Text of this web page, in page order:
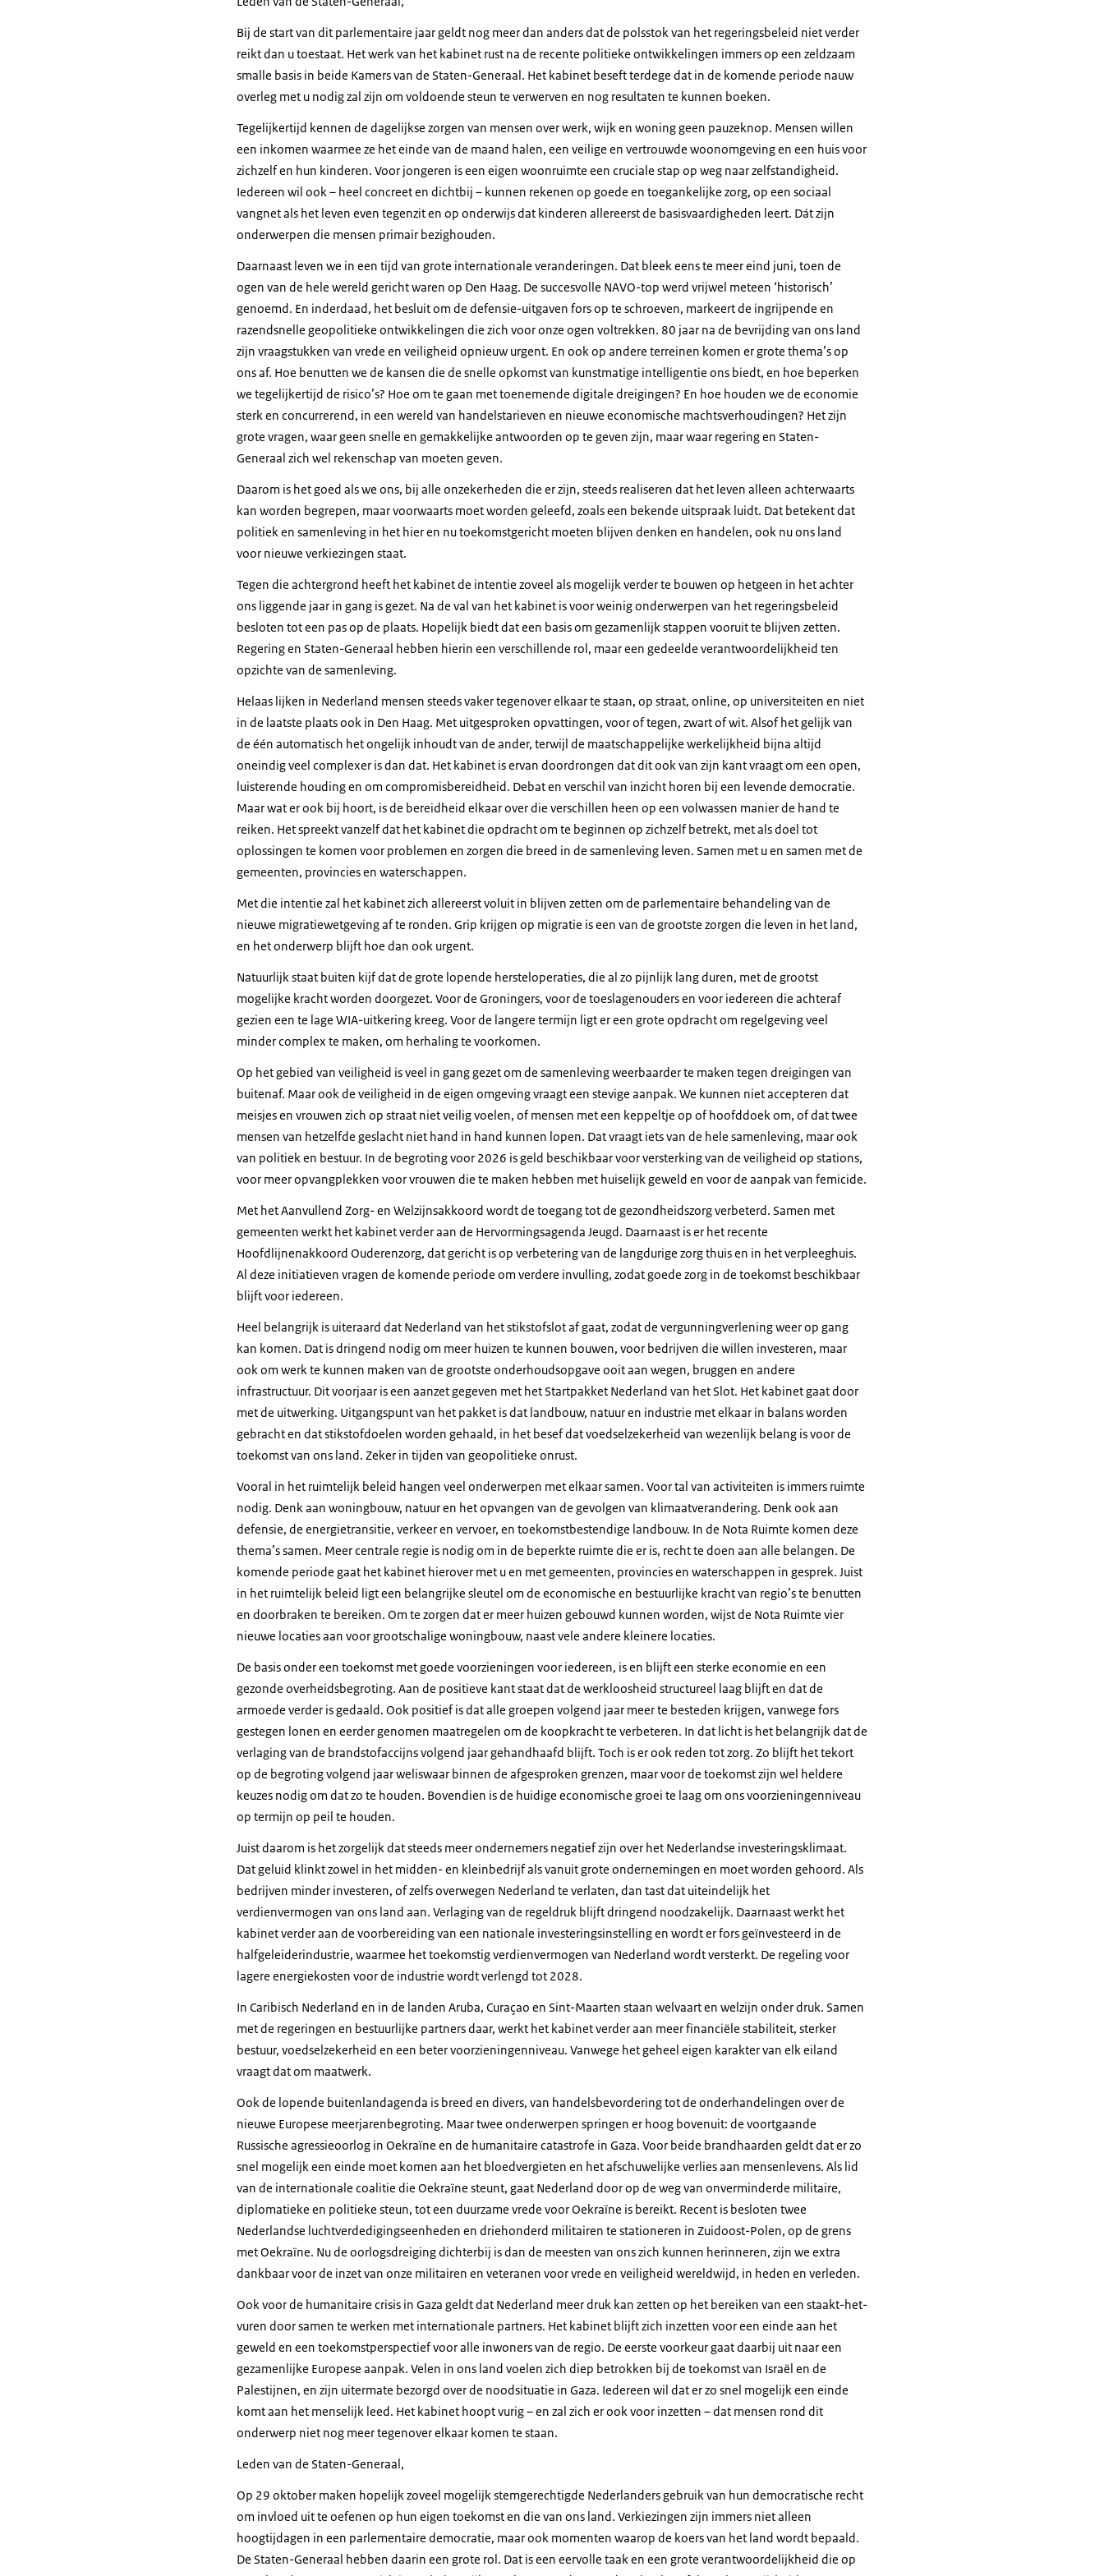
Bij de start van dit parlementaire jaar geldt nog meer dan anders dat de polsstok van het regeringsbeleid niet verder
reikt dan u toestaat. Het werk van het kabinet rust na de recente politieke ontwikkelingen immers op een zeldzaam
smalle basis in beide Kamers van de Staten-Generaal. Het kabinet beseft terdege dat in de komende periode nauw
overleg met u nodig zal zijn om voldoende steun te verwerven en nog resultaten te kunnen boeken.
Tegelijkertijd kennen de dagelijkse zorgen van mensen over werk, wijk en woning geen pauzeknop. Mensen willen
een inkomen waarmee ze het einde van de maand halen, een veilige en vertrouwde woonomgeving en een huis voor
zichzelf en hun kinderen. Voor jongeren is een eigen woonruimte een cruciale stap op weg naar zelfstandigheid.
Iedereen wil ook – heel concreet en dichtbij – kunnen rekenen op goede en toegankelijke zorg, op een sociaal
vangnet als het leven even tegenzit en op onderwijs dat kinderen allereerst de basisvaardigheden leert. Dát zijn
onderwerpen die mensen primair bezighouden.
Daarnaast leven we in een tijd van grote internationale veranderingen. Dat bleek eens te meer eind juni, toen de
ogen van de hele wereld gericht waren op Den Haag. De succesvolle NAVO-top werd vrijwel meteen ‘historisch’
genoemd. En inderdaad, het besluit om de defensie-uitgaven fors op te schroeven, markeert de ingrijpende en
razendsnelle geopolitieke ontwikkelingen die zich voor onze ogen voltrekken. 80 jaar na de bevrijding van ons land
zijn vraagstukken van vrede en veiligheid opnieuw urgent. En ook op andere terreinen komen er grote thema’s op
ons af. Hoe benutten we de kansen die de snelle opkomst van kunstmatige intelligentie ons biedt, en hoe beperken
we tegelijkertijd de risico’s? Hoe om te gaan met toenemende digitale dreigingen? En hoe houden we de economie
sterk en concurrerend, in een wereld van handelstarieven en nieuwe economische machtsverhoudingen? Het zijn
grote vragen, waar geen snelle en gemakkelijke antwoorden op te geven zijn, maar waar regering en Staten-
Generaal zich wel rekenschap van moeten geven.
Daarom is het goed als we ons, bij alle onzekerheden die er zijn, steeds realiseren dat het leven alleen achterwaarts
kan worden begrepen, maar voorwaarts moet worden geleefd, zoals een bekende uitspraak luidt. Dat betekent dat
politiek en samenleving in het hier en nu toekomstgericht moeten blijven denken en handelen, ook nu ons land
voor nieuwe verkiezingen staat.
Tegen die achtergrond heeft het kabinet de intentie zoveel als mogelijk verder te bouwen op hetgeen in het achter
ons liggende jaar in gang is gezet. Na de val van het kabinet is voor weinig onderwerpen van het regeringsbeleid
besloten tot een pas op de plaats. Hopelijk biedt dat een basis om gezamenlijk stappen vooruit te blijven zetten.
Regering en Staten-Generaal hebben hierin een verschillende rol, maar een gedeelde verantwoordelijkheid ten
opzichte van de samenleving.
Helaas lijken in Nederland mensen steeds vaker tegenover elkaar te staan, op straat, online, op universiteiten en niet
in de laatste plaats ook in Den Haag. Met uitgesproken opvattingen, voor of tegen, zwart of wit. Alsof het gelijk van
de één automatisch het ongelijk inhoudt van de ander, terwijl de maatschappelijke werkelijkheid bijna altijd
oneindig veel complexer is dan dat. Het kabinet is ervan doordrongen dat dit ook van zijn kant vraagt om een open,
luisterende houding en om compromisbereidheid. Debat en verschil van inzicht horen bij een levende democratie.
Maar wat er ook bij hoort, is de bereidheid elkaar over die verschillen heen op een volwassen manier de hand te
reiken. Het spreekt vanzelf dat het kabinet die opdracht om te beginnen op zichzelf betrekt, met als doel tot
oplossingen te komen voor problemen en zorgen die breed in de samenleving leven. Samen met u en samen met de
gemeenten, provincies en waterschappen.
Met die intentie zal het kabinet zich allereerst voluit in blijven zetten om de parlementaire behandeling van de
nieuwe migratiewetgeving af te ronden. Grip krijgen op migratie is een van de grootste zorgen die leven in het land,
en het onderwerp blijft hoe dan ook urgent.
Natuurlijk staat buiten kijf dat de grote lopende hersteloperaties, die al zo pijnlijk lang duren, met de grootst
mogelijke kracht worden doorgezet. Voor de Groningers, voor de toeslagenouders en voor iedereen die achteraf
gezien een te lage WIA-uitkering kreeg. Voor de langere termijn ligt er een grote opdracht om regelgeving veel
minder complex te maken, om herhaling te voorkomen.
Op het gebied van veiligheid is veel in gang gezet om de samenleving weerbaarder te maken tegen dreigingen van
buitenaf. Maar ook de veiligheid in de eigen omgeving vraagt een stevige aanpak. We kunnen niet accepteren dat
meisjes en vrouwen zich op straat niet veilig voelen, of mensen met een keppeltje op of hoofddoek om, of dat twee
mensen van hetzelfde geslacht niet hand in hand kunnen lopen. Dat vraagt iets van de hele samenleving, maar ook
van politiek en bestuur. In de begroting voor 2026 is geld beschikbaar voor versterking van de veiligheid op stations,
voor meer opvangplekken voor vrouwen die te maken hebben met huiselijk geweld en voor de aanpak van femicide.
Met het Aanvullend Zorg- en Welzijnsakkoord wordt de toegang tot de gezondheidszorg verbeterd. Samen met
gemeenten werkt het kabinet verder aan de Hervormingsagenda Jeugd. Daarnaast is er het recente
Hoofdlijnenakkoord Ouderenzorg, dat gericht is op verbetering van de langdurige zorg thuis en in het verpleeghuis.
Al deze initiatieven vragen de komende periode om verdere invulling, zodat goede zorg in de toekomst beschikbaar
blijft voor iedereen.
Heel belangrijk is uiteraard dat Nederland van het stikstofslot af gaat, zodat de vergunningverlening weer op gang
kan komen. Dat is dringend nodig om meer huizen te kunnen bouwen, voor bedrijven die willen investeren, maar
ook om werk te kunnen maken van de grootste onderhoudsopgave ooit aan wegen, bruggen en andere
infrastructuur. Dit voorjaar is een aanzet gegeven met het Startpakket Nederland van het Slot. Het kabinet gaat door
met de uitwerking. Uitgangspunt van het pakket is dat landbouw, natuur en industrie met elkaar in balans worden
gebracht en dat stikstofdoelen worden gehaald, in het besef dat voedselzekerheid van wezenlijk belang is voor de
toekomst van ons land. Zeker in tijden van geopolitieke onrust.
Vooral in het ruimtelijk beleid hangen veel onderwerpen met elkaar samen. Voor tal van activiteiten is immers ruimte
nodig. Denk aan woningbouw, natuur en het opvangen van de gevolgen van klimaatverandering. Denk ook aan
defensie, de energietransitie, verkeer en vervoer, en toekomstbestendige landbouw. In de Nota Ruimte komen deze
thema’s samen. Meer centrale regie is nodig om in de beperkte ruimte die er is, recht te doen aan alle belangen. De
komende periode gaat het kabinet hierover met u en met gemeenten, provincies en waterschappen in gesprek. Juist
in het ruimtelijk beleid ligt een belangrijke sleutel om de economische en bestuurlijke kracht van regio’s te benutten
en doorbraken te bereiken. Om te zorgen dat er meer huizen gebouwd kunnen worden, wijst de Nota Ruimte vier
nieuwe locaties aan voor grootschalige woningbouw, naast vele andere kleinere locaties.
De basis onder een toekomst met goede voorzieningen voor iedereen, is en blijft een sterke economie en een
gezonde overheidsbegroting. Aan de positieve kant staat dat de werkloosheid structureel laag blijft en dat de
armoede verder is gedaald. Ook positief is dat alle groepen volgend jaar meer te besteden krijgen, vanwege fors
gestegen lonen en eerder genomen maatregelen om de koopkracht te verbeteren. In dat licht is het belangrijk dat de
verlaging van de brandstofaccijns volgend jaar gehandhaafd blijft. Toch is er ook reden tot zorg. Zo blijft het tekort
op de begroting volgend jaar weliswaar binnen de afgesproken grenzen, maar voor de toekomst zijn wel heldere
keuzes nodig om dat zo te houden. Bovendien is de huidige economische groei te laag om ons voorzieningenniveau
op termijn op peil te houden.
Juist daarom is het zorgelijk dat steeds meer ondernemers negatief zijn over het Nederlandse investeringsklimaat.
Dat geluid klinkt zowel in het midden- en kleinbedrijf als vanuit grote ondernemingen en moet worden gehoord. Als
bedrijven minder investeren, of zelfs overwegen Nederland te verlaten, dan tast dat uiteindelijk het
verdienvermogen van ons land aan. Verlaging van de regeldruk blijft dringend noodzakelijk. Daarnaast werkt het
kabinet verder aan de voorbereiding van een nationale investeringsinstelling en wordt er fors geïnvesteerd in de
halfgeleiderindustrie, waarmee het toekomstig verdienvermogen van Nederland wordt versterkt. De regeling voor
lagere energiekosten voor de industrie wordt verlengd tot 2028.
In Caribisch Nederland en in de landen Aruba, Curaçao en Sint-Maarten staan welvaart en welzijn onder druk. Samen
met de regeringen en bestuurlijke partners daar, werkt het kabinet verder aan meer financiële stabiliteit, sterker
bestuur, voedselzekerheid en een beter voorzieningenniveau. Vanwege het geheel eigen karakter van elk eiland
vraagt dat om maatwerk.
Ook de lopende buitenlandagenda is breed en divers, van handelsbevordering tot de onderhandelingen over de
nieuwe Europese meerjarenbegroting. Maar twee onderwerpen springen er hoog bovenuit: de voortgaande
Russische agressieoorlog in Oekraïne en de humanitaire catastrofe in Gaza. Voor beide brandhaarden geldt dat er zo
snel mogelijk een einde moet komen aan het bloedvergieten en het afschuwelijke verlies aan mensenlevens. Als lid
van de internationale coalitie die Oekraïne steunt, gaat Nederland door op de weg van onverminderde militaire,
diplomatieke en politieke steun, tot een duurzame vrede voor Oekraïne is bereikt. Recent is besloten twee
Nederlandse luchtverdedigingseenheden en driehonderd militairen te stationeren in Zuidoost-Polen, op de grens
met Oekraïne. Nu de oorlogsdreiging dichterbij is dan de meesten van ons zich kunnen herinneren, zijn we extra
dankbaar voor de inzet van onze militairen en veteranen voor vrede en veiligheid wereldwijd, in heden en verleden.
Ook voor de humanitaire crisis in Gaza geldt dat Nederland meer druk kan zetten op het bereiken van een staakt-het-
vuren door samen te werken met internationale partners. Het kabinet blijft zich inzetten voor een einde aan het
geweld en een toekomstperspectief voor alle inwoners van de regio. De eerste voorkeur gaat daarbij uit naar een
gezamenlijke Europese aanpak. Velen in ons land voelen zich diep betrokken bij de toekomst van Israël en de
Palestijnen, en zijn uitermate bezorgd over de noodsituatie in Gaza. Iedereen wil dat er zo snel mogelijk een einde
komt aan het menselijk leed. Het kabinet hoopt vurig – en zal zich er ook voor inzetten – dat mensen rond dit
onderwerp niet nog meer tegenover elkaar komen te staan.
Leden van de Staten-Generaal,
Op 29 oktober maken hopelijk zoveel mogelijk stemgerechtigde Nederlanders gebruik van hun democratische recht
om invloed uit te oefenen op hun eigen toekomst en die van ons land. Verkiezingen zijn immers niet alleen
hoogtijdagen in een parlementaire democratie, maar ook momenten waarop de koers van het land wordt bepaald.
De Staten-Generaal hebben daarin een grote rol. Dat is een eervolle taak en een grote verantwoordelijkheid die op